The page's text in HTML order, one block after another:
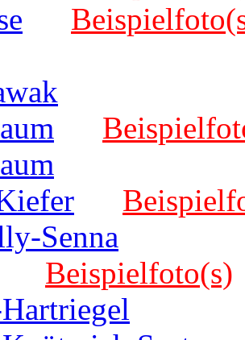
Senna
Beispielfoto(s)